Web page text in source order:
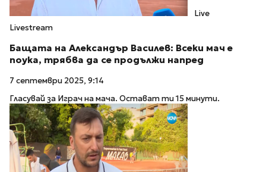
Live
Livestream
Бащата на Александър Василев: Всеки мач е
поука, трябва да се продължи напред
7 септември 2025, 9:14
Гласувай за Играч на мача. Остават ти 15 минути.